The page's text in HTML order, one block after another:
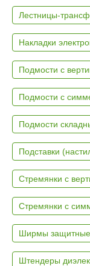
Лестницы-
Накладки
Подмости с
Подмости с
Подмости
Подставки
Стремянки с
Стремянки с
Ширмы защитные
Штендеры